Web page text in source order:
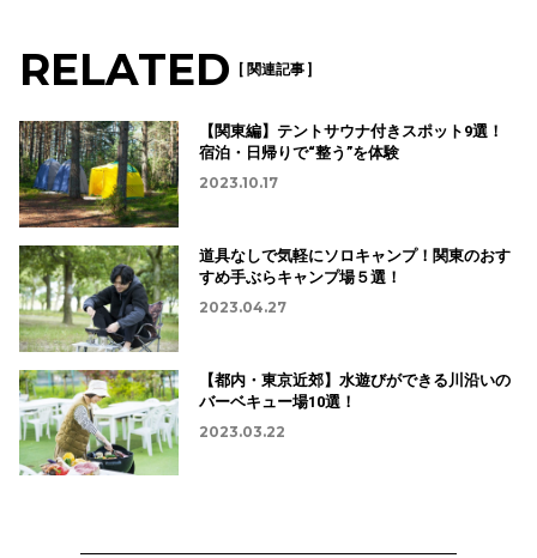
RELATED [ 関連記事 ]
【関東編】テントサウナ付きスポット9選！
宿泊・日帰りで“整う”を体験
2023.10.17
道具なしで気軽にソロキャンプ！関東のおす
すめ手ぶらキャンプ場５選！
2023.04.27
【都内・東京近郊】水遊びができる川沿いの
バーベキュー場10選！
2023.03.22